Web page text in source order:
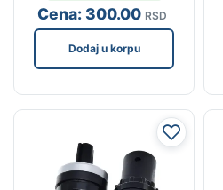
Cena:300.00 RSD
Dodaj u korpu